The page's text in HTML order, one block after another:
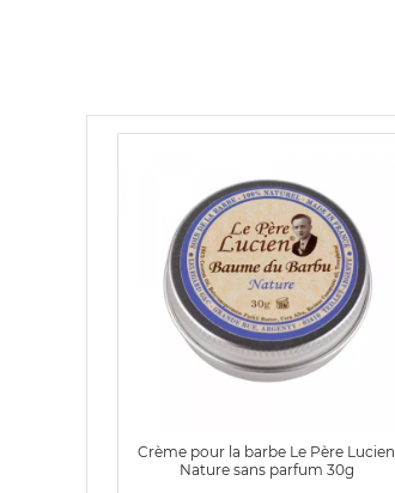
Crème pour la barbe Le Père Lucien
Nature sans parfum 30g